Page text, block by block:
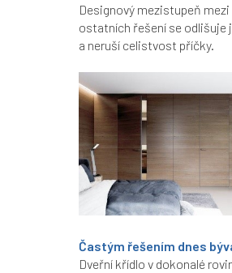
Designový mezistupeň
ostatních řešení se odlišuje
a neruší celistvost příčky.
Častým řešením dnes
Dveřní křídlo v dokonalé